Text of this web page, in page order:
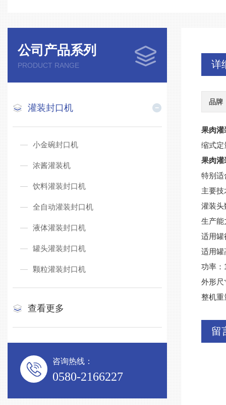
公司产品系列
PRODUCT RANGE
灌装封口机
小金碗封口机
浓酱灌装机
饮料灌装封口机
全自动灌装封口机
液体灌装封口机
罐头灌装封口机
颗粒灌装封口机
查看更多
咨询热线：
0580-2166227
详
品牌
果肉灌
缩式定
果肉灌
特别适
主要
灌装头
生产能
适用罐
适用罐
功率：
外形尺
整机重
留